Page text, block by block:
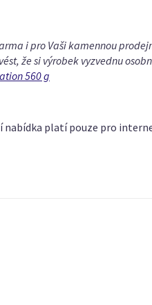
i pro Vaši kamennou
že si výrobek vyzvednu
560 g
nabídka platí pouze pro